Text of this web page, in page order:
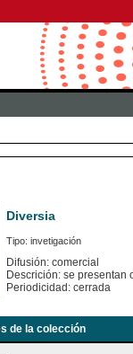
Diversia
Tipo: invetigación
Difusión: comercial
Descrición: se presentan
Periodicidad: cerrada
de la colección